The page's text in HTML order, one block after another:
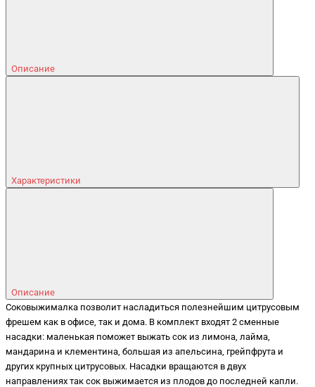
Описание
Характеристики
Описание
Соковыжималка позволит насладиться полезнейшим цитрусовым
фрешем как в офисе, так и дома. В комплект входят 2 сменные
насадки: маленькая поможет выжать сок из лимона, лайма,
мандарина и клементина, большая из апельсина, грейпфрута и
других крупных цитрусовых. Насадки вращаются в двух
направлениях так сок выжимается из плодов до последней капли.